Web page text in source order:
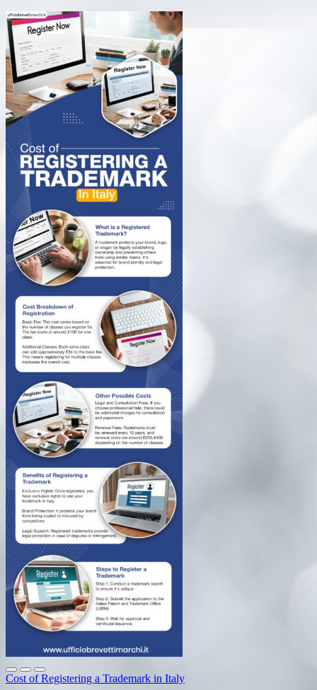
Cost of Registering a Trademark in Italy